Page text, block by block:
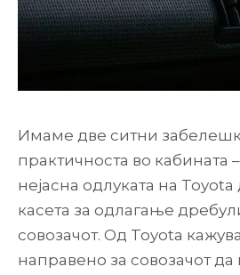
Имаме две ситни
практичноста во кабината
нејасна одлуката на Toyota
касета за одлагање
совозачот. Од Toyota
направено за совозачот